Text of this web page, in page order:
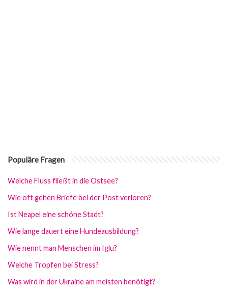
Populäre Fragen
Welche Fluss fließt in die Ostsee?
Wie oft gehen Briefe bei der Post verloren?
Ist Neapel eine schöne Stadt?
Wie lange dauert eine Hundeausbildung?
Wie nennt man Menschen im Iglu?
Welche Tropfen bei Stress?
Was wird in der Ukraine am meisten benötigt?